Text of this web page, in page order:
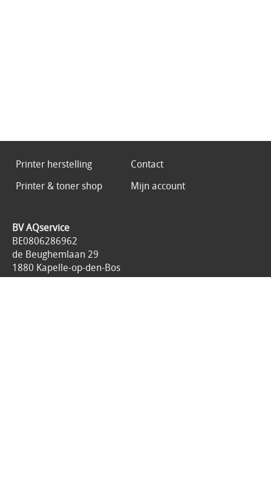
Printer herstelling
Contact
Printer & toner shop
Mijn account
BV AQservice
BE0806286962
de Beughemlaan 29
1880 Kapelle-op-den-Bos
België